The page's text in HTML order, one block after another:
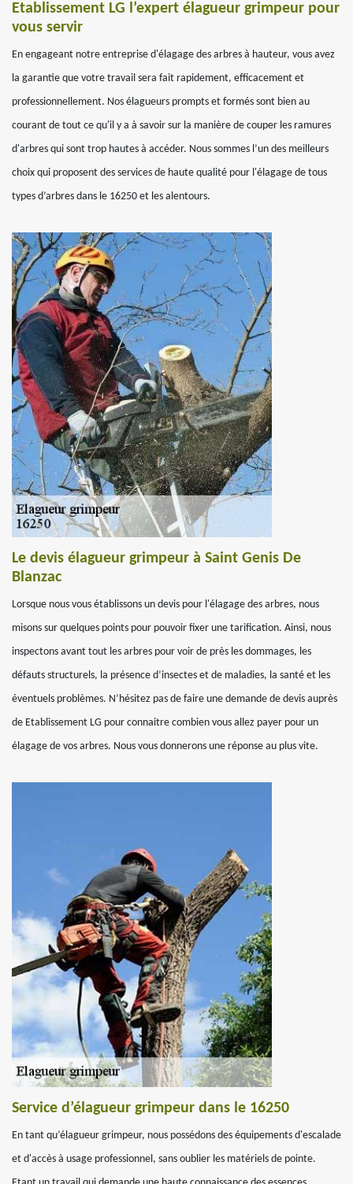
Etablissement LG l’expert élagueur grimpeur pour
vous servir
En engageant notre entreprise d'élagage des arbres à hauteur, vous avez
la garantie que votre travail sera fait rapidement, efficacement et
professionnellement. Nos élagueurs prompts et formés sont bien au
courant de tout ce qu'il y a à savoir sur la manière de couper les ramures
d'arbres qui sont trop hautes à accéder. Nous sommes l’un des meilleurs
choix qui proposent des services de haute qualité pour l'élagage de tous
types d’arbres dans le 16250 et les alentours.
Le devis élagueur grimpeur à Saint Genis De
Blanzac
Lorsque nous vous établissons un devis pour l'élagage des arbres, nous
misons sur quelques points pour pouvoir fixer une tarification. Ainsi, nous
inspectons avant tout les arbres pour voir de près les dommages, les
défauts structurels, la présence d’insectes et de maladies, la santé et les
éventuels problèmes. N’hésitez pas de faire une demande de devis auprès
de Etablissement LG pour connaitre combien vous allez payer pour un
élagage de vos arbres. Nous vous donnerons une réponse au plus vite.
Service d’élagueur grimpeur dans le 16250
En tant qu’élagueur grimpeur, nous possédons des équipements d'escalade
et d'accès à usage professionnel, sans oublier les matériels de pointe.